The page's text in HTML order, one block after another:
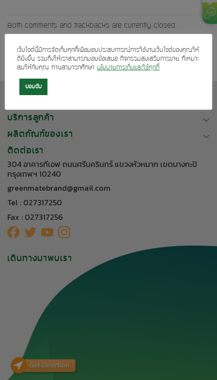
Both comments and trackbacks are currently closed.
Next →
บริการลูกค้า
ผลิตภัณฑ์ของเรา
ติดต่อเรา
304 อาคารทีเอฟ ถนนศรีนครินทร์ แขวงหัวหมาก เขตบางกะปิ
กรุงเทพฯ 10240
greenmatebrand@gmail.com
Tel : 027317250
Fax : 027317256
เดินทางมาพบเรา
เว็บไซต์นี้มีการจัดเก็บคุกกี้เพื่อมอบประสบการณ์การใช้งานเว็บไซต์ของคุณให้
ดียิ่งขึ้น รวมถึงให้เราสามารถมอบข้อเสนอ กิจกรรมส่งเสริมการขาย ที่เหมาะ
สมให้กับคุณ ท่านสามารถศึกษา นโยบายการเก็บและใช้คุกกี้
ยอมรับ